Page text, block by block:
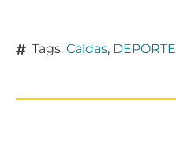
Tags: Caldas, DEPORTE